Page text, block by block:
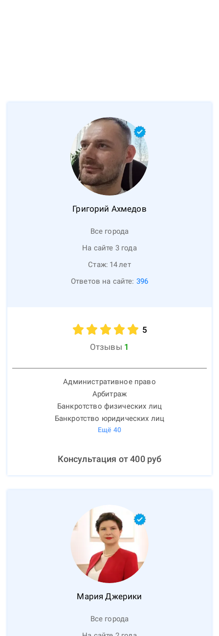
Григорий Ахмедов
Все города
На сайте 3 года
Стаж: 14лет
Ответов на сайте: 396
5
Отзывы 1
Административное право
Арбитраж
Банкротство физических лиц
Банкротство юридических лиц
Ещё 40
Консультация от400руб
Мария Джерики
Все города